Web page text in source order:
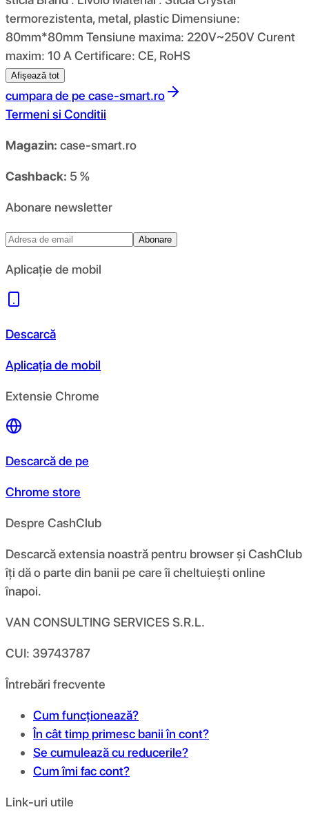
termorezistenta, metal, plastic Dimensiune:
80mm*80mm Tensiune maxima: 220V~250V Curent
maxim: 10 A Certificare: CE, RoHS
Afișează tot
cumpara de pe case-smart.ro
Termeni si Conditii
Magazin: case-smart.ro
Cashback: 5 %
Abonare newsletter
Abonare
Aplicație de mobil
Descarcă
Aplicația de mobil
Extensie Chrome
Descarcă de pe
Chrome store
Despre CashClub
Descarcă extensia noastră pentru browser și CashClub
îți dă o parte din banii pe care îi cheltuiești online
înapoi.
VAN CONSULTING SERVICES S.R.L.
CUI: 39743787
Întrebări frecvente
Cum funcționează?
În cât timp primesc banii în cont?
Se cumulează cu reducerile?
Cum îmi fac cont?
Link-uri utile